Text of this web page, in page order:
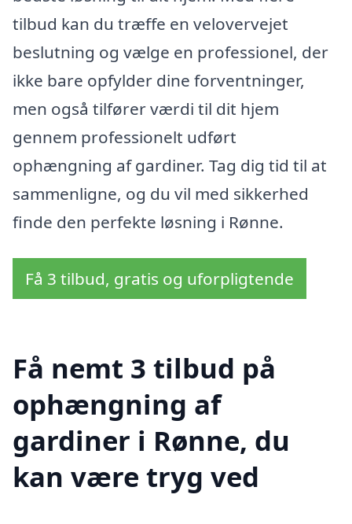
tilbud kan du træffe en velovervejet
beslutning og vælge en professionel, der
ikke bare opfylder dine forventninger,
men også tilfører værdi til dit hjem
gennem professionelt udført
ophængning af gardiner. Tag dig tid til at
sammenligne, og du vil med sikkerhed
finde den perfekte løsning i Rønne.
Få 3 tilbud, gratis og uforpligtende
Få nemt 3 tilbud på
ophængning af
gardiner i Rønne, du
kan være tryg ved